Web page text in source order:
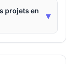
projets en
▾